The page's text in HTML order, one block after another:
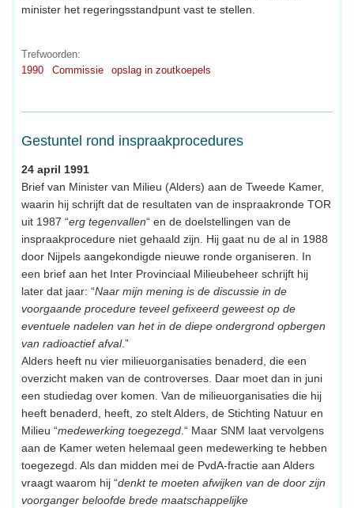
minister het regeringsstandpunt vast te stellen.
Trefwoorden:
1990
Commissie opslag in zoutkoepels
Gestuntel rond inspraakprocedures
24 april 1991
Brief van Minister van Milieu (Alders) aan de Tweede Kamer,
waarin hij schrijft dat de resultaten van de inspraakronde TOR
uit 1987 “erg tegenvallen“ en de doelstellingen van de
inspraakprocedure niet gehaald zijn. Hij gaat nu de al in 1988
door Nijpels aangekondigde nieuwe ronde organiseren. In
een brief aan het Inter Provinciaal Milieubeheer schrijft hij
later dat jaar: “Naar mijn mening is de discussie in de
voorgaande procedure teveel gefixeerd geweest op de
eventuele nadelen van het in de diepe ondergrond opbergen
van radioactief afval.”
Alders heeft nu vier milieuorganisaties benaderd, die een
overzicht maken van de controverses. Daar moet dan in juni
een studiedag over komen. Van de milieuorganisaties die hij
heeft benaderd, heeft, zo stelt Alders, de Stichting Natuur en
Milieu “medewerking toegezegd.“ Maar SNM laat vervolgens
aan de Kamer weten helemaal geen medewerking te hebben
toegezegd. Als dan midden mei de PvdA-fractie aan Alders
vraagt waarom hij “denkt te moeten afwijken van de door zijn
voorganger beloofde brede maatschappelijke